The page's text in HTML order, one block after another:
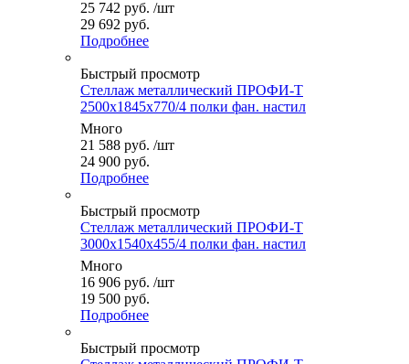
25 742 руб. /шт
29 692 руб.
Подробнее
Быстрый просмотр
Стеллаж металлический ПРОФИ-Т
2500x1845x770/4 полки фан. настил
Много
21 588 руб. /шт
24 900 руб.
Подробнее
Быстрый просмотр
Стеллаж металлический ПРОФИ-Т
3000x1540x455/4 полки фан. настил
Много
16 906 руб. /шт
19 500 руб.
Подробнее
Быстрый просмотр